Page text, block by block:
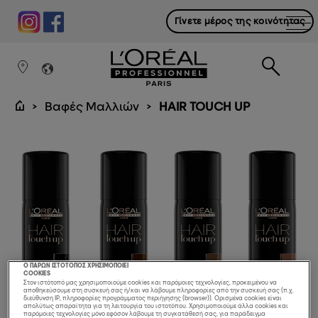
Γίνετε μέρος της κοινότητας
Βαφές Μαλλιών HAIR TOUCH UP
Ο ΠΑΡΩΝ ΙΣΤΟΤΟΠΟΣ ΧΡΗΣΙΜΟΠΟΙΕΙ
COOKIES
Στον ιστότοπό μας χρησιμοποιούμε cookies και παρόμοιες τεχνολογίες, προκειμένου να
αποθηκεύσουμε στη συσκευή σας ή/και να λάβουμε πληροφορίες από την συσκευή σας (π.χ.
διεύθυνση IP, πληροφορίες προγράμματος περιήγησης (browser)). Ορισμένα cookies είναι
απολύτως απαραίτητα για τη λειτουργία του ιστοτόπου. Χρησιμοποιούμε άλλα cookies και
παρόμοιες τεχνολογίες μόνο εφόσον λάβουμε τη συγκατάθεσή σας, για παράδειγμα